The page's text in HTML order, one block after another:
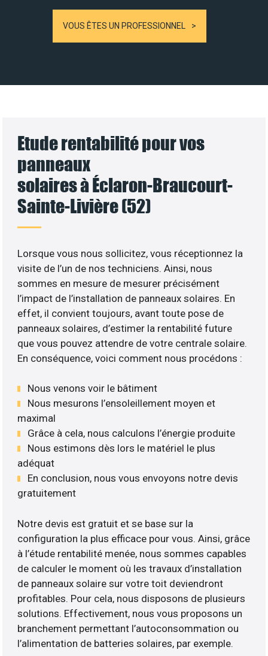
VOUS ÊTES UN PROFESSIONNEL
Etude rentabilité pour vos
panneaux
solaires à Éclaron-Braucourt-
Sainte-Livière (52)
Lorsque vous nous sollicitez, vous réceptionnez la
visite de l’un de nos techniciens. Ainsi, nous
sommes en mesure de mesurer précisément
l’impact de l’installation de panneaux solaires. En
effet, il convient toujours, avant toute pose de
panneaux solaires, d’estimer la rentabilité future
que vous pouvez attendre de votre centrale solaire.
En conséquence, voici comment nous procédons :
Nous venons voir le bâtiment
Nous mesurons l’ensoleillement moyen et
maximal
Grâce à cela, nous calculons l’énergie produite
Nous estimons dès lors le matériel le plus
adéquat
En conclusion, nous vous envoyons notre devis
gratuitement
Notre devis est gratuit et se base sur la
configuration la plus efficace pour vous. Ainsi, grâce
à l’étude rentabilité menée, nous sommes capables
de calculer le moment où les travaux d’installation
de panneaux solaire sur votre toit deviendront
profitables. Pour cela, nous disposons de plusieurs
solutions. Effectivement, nous vous proposons un
branchement permettant l’autoconsommation ou
l’alimentation de batteries solaires, par exemple.